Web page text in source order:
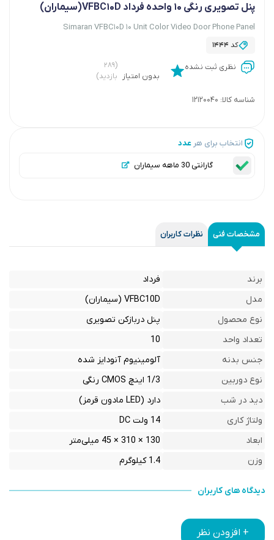
پنل تصویری رنگی 10 واحده فرداد VFBC10D(سیماران)
Simaran VFBC10D 10 Unit Color Video Door Phone Panel
کد 1444
نظری ثبت نشده
بدون امتیاز
(۲۸۹
بازدید)
شناسه کالا: 12120040
انتخاب برای هر عدد
گارانتی 30 ماهه سیماران
مشخصات فنی نظرات کاربران
برند
فرداد
مدل
VFBC10D (سیماران)
نوع محصول
پنل دربازکن تصویری
تعداد واحد
10
جنس بدنه
آلومینیوم آنودایز شده
نوع دوربین
1/3 اینچ CMOS رنگی
دید در شب
دارد (LED مادون قرمز)
ولتاژ کاری
14 ولت DC
ابعاد
130 × 310 × 45 میلی‌متر
وزن
1.4 کیلوگرم
دیدگاه های کاربران
+ افزودن نظر